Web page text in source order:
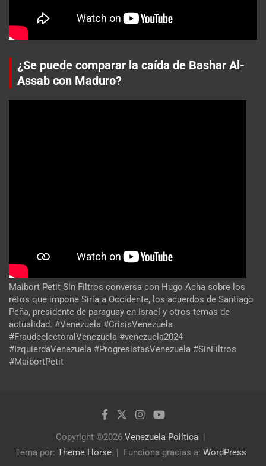
¿Se puede comparar la caída de Bashar Al-
Assab con Maduro?
Maibort Petit Sin Filtros conversa con Hugo Acha sobre los
retos que impone Siria a Occidente, los acuerdos de Santiago
Peña, presidente de paraguay en Israel y otros temas de
actualidad. #Venezuela #CrisisVenezuela
#FraudeelectoralVenezuela #venezuela2024
#IzquierdaVenezuela #ProgresistasVenezuela #SinFiltros
#MaibortPetit
Copyright ©2026 Venezuela Política
Tema por: Theme Horse Funciona gracias a: WordPress